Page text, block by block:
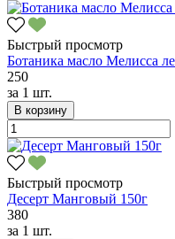
Быстрый просмотр
Ботаника масло Мелисса
250
за 1 шт.
В корзину
Быстрый просмотр
Десерт Манговый 150г
380
за 1 шт.